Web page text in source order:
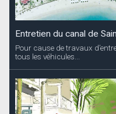
Entretien du canal de
Pour cause de travaux
tous les véhicules...